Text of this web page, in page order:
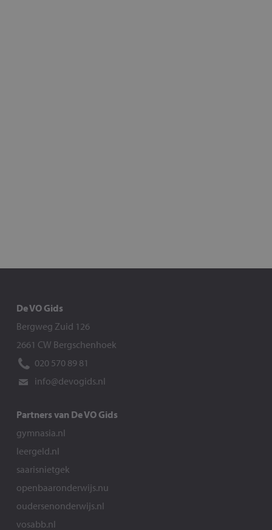
De VO Gids
Bergweg Zuid 126
2661 CW Bergschenhoek
020 570 89 81
info@devogids.nl
Partners van De VO Gids
gymnasia.nl
leergeld.nl
saarisnietgek
openbaaronderwijs.nu
oudersenonderwijs.nl
vosabb.nl